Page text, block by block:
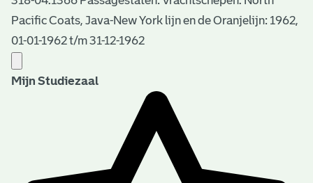
Pacific Coats, Java-New York lijn en de Oranjelijn: 1962,
01-01-1962 t/m 31-12-1962
Mijn Studiezaal